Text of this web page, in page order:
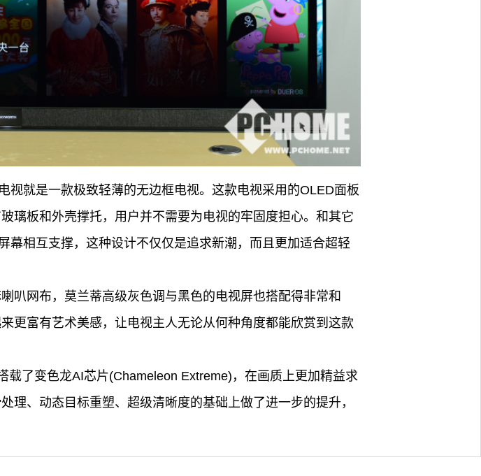
视就是一款极致轻薄的无边框电视。这款电视采用的OLED面板
璃板和外壳撑托，用户并不需要为电视的牢固度担心。和其它
幕相互支撑，这种设计不仅仅是追求新潮，而且更加适合超轻
叭网布，莫兰蒂高级灰色调与黑色的电视屏也搭配得非常和
更富有艺术美感，让电视主人无论从何种角度都能欣赏到这款
了变色龙AI芯片(Chameleon Extreme)，在画质上更加精益求
、动态目标重塑、超级清晰度的基础上做了进一步的提升，